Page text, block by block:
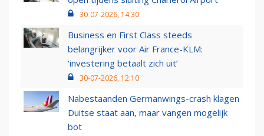
30-07-2026, 14:30
Business en First Class steeds
belangrijker voor Air France-KLM:
‘investering betaalt zich uit’
30-07-2026, 12:10
Nabestaanden Germanwings-crash klagen
Duitse staat aan, maar vangen mogelijk
bot